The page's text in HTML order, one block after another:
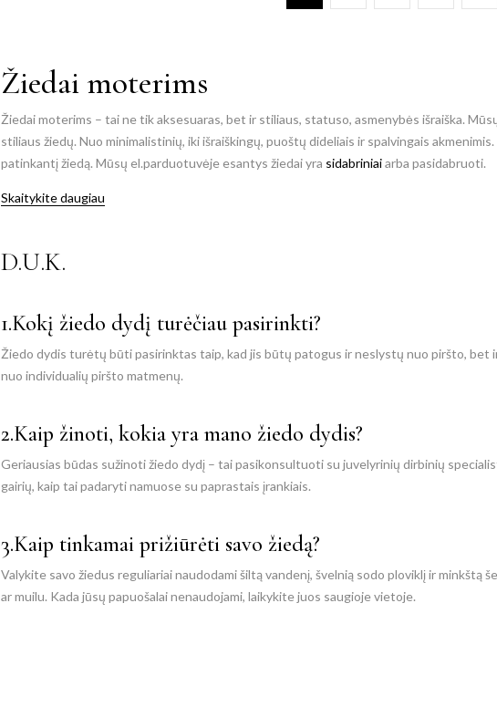
Žiedai moterims
Žiedai moterims – tai ne tik aksesuaras, bet ir stiliaus, statuso, asmenybės išraiška.
stiliaus žiedų. Nuo minimalistinių, iki išraiškingų, puoštų dideliais ir spalvingais
patinkantį žiedą. Mūsų el.parduotuvėje esantys žiedai yra sidabriniaiarba pasidabruoti.
Skaitykite daugiau
D.U.K.
1.Kokį žiedo dydį turėčiau pasirinkti?
Žiedo dydis turėtų būti pasirinktas taip, kad jis būtų patogus ir neslystų nuo piršto, bet
nuo individualių piršto matmenų.
2.Kaip žinoti, kokia yra mano žiedo dydis?
Geriausias būdas sužinoti žiedo dydį – tai pasikonsultuoti su juvelyrinių dirbinių
gairių, kaip tai padaryti namuose su paprastais įrankiais.
3.Kaip tinkamai prižiūrėti savo žiedą?
Valykite savo žiedus reguliariai naudodami šiltą vandenį, švelnią sodo ploviklį ir minkštą
ar muilu. Kada jūsų papuošalai nenaudojami, laikykite juos saugioje vietoje.